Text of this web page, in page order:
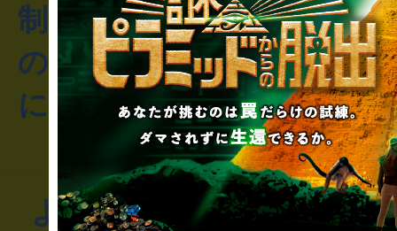
制作のご相談・コラボレ
のお客様からのご質問や
にお問い合わせください
よくあるお問い合わせ